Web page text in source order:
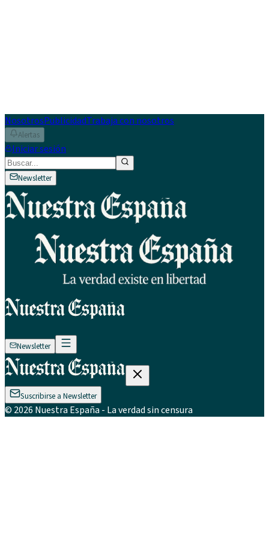
NosotrosPublicidadTrabaja con nosotros
Alertas
Iniciar sesión
Newsletter
Newsletter
Suscribirse a Newsletter
© 2026 Nuestra España - La verdad sin censura